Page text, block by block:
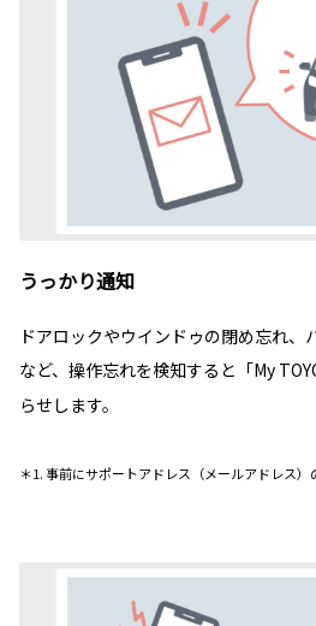
うっかり通知
ドアロックやウインドゥの閉め忘れ、
など、操作忘れを検知すると「My
らせします。
＊1. 事前にサポートアドレス（メールアドレス）